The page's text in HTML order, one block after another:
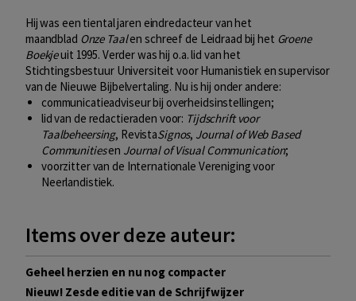
Hij was een tiental jaren eindredacteur van het
maandblad Onze Taalen schreef de Leidraad bij het Groene
Boekjeuit 1995. Verder was hij o.a. lid van het
Stichtingsbestuur Universiteit voor Humanistiek en supervisor
van de Nieuwe Bijbelvertaling. Nu is hij onder andere:
communicatieadviseur bij overheidsinstellingen;
lid van de redactieraden voor: Tijdschrift voor
Taalbeheersing, RevistaSignos, Journal of Web Based
Communitiesen Journal of Visual Communication;
voorzitter van de Internationale Vereniging voor
Neerlandistiek.
Items over deze auteur:
Geheel herzien en nu nog compacter
Nieuw! Zesde editie van de Schrijfwijzer